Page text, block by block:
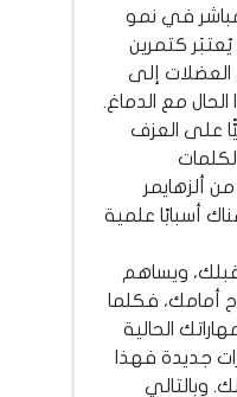
في نمو
كتمرين
العضلات إلى
الحال مع الدماغ.
على العزف
ألزهايمر
أسبابًا علمية
ويساهم
أمامك، فكلما
الحالية
جديدة فهذا
وبالتالي